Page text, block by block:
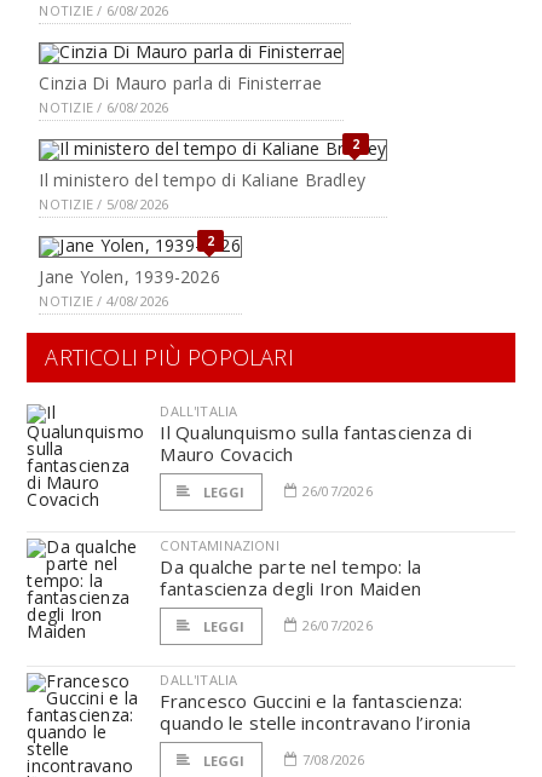
NOTIZIE / 6/08/2026
Cinzia Di Mauro parla di Finisterrae
NOTIZIE / 6/08/2026
2
Il ministero del tempo di Kaliane Bradley
NOTIZIE / 5/08/2026
2
Jane Yolen, 1939-2026
NOTIZIE / 4/08/2026
ARTICOLI PIÙ POPOLARI
DALL'ITALIA
Il Qualunquismo sulla fantascienza di
Mauro Covacich
LEGGI 26/07/2026
CONTAMINAZIONI
Da qualche parte nel tempo: la
fantascienza degli Iron Maiden
LEGGI 26/07/2026
DALL'ITALIA
Francesco Guccini e la fantascienza:
quando le stelle incontravano l’ironia
LEGGI 7/08/2026